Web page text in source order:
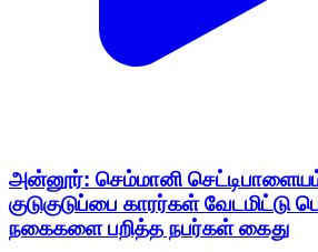
அன்னூர்: செம்மானி செட்டிபாளையம்
குடுகுடுப்பை காரர்கள்
நகைகளை பறித்த நபர்கள் கைது